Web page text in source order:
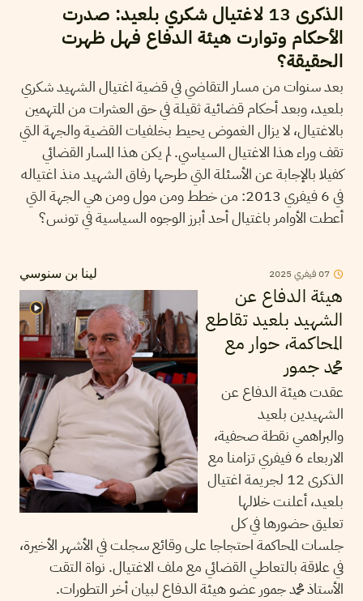
الذكرى 13 لاغتيال شكري بلعيد: صدرت
الأحكام وتوارت هيئة الدفاع فهل ظهرت
الحقيقة؟
بعد سنوات من مسار التقاضي في قضية اغتيال الشهيد شكري
بلعيد، وبعد أحكام قضائية ثقيلة في حق العشرات من المتهمين
بالاغتيال، لا يزال الغموض يحيط بخلفيات القضية والجهة التي
تقف وراء هذا الاغتيال السياسي. لم يكن هذا المسار القضائي
كفيلا بالإجابة عن الأسئلة التي طرحها رفاق الشهيد منذ اغتياله
في 6 فيفري 2013: من خطط ومن مول ومن هي الجهة التي
أعطت الأوامر باغتيال أحد أبرز الوجوه السياسية في تونس؟
لينا بن سنوسي 07فيفري 2025
هيئة الدفاع عن
الشهيد بلعيد تقاطع
المحاكمة، حوار مع
محمد جمور
عقدت هيئة الدفاع عن
الشهيدين بلعيد
والبراهمي نقطة صحفية،
الاربعاء 6 فيفري تزامنا مع
الذكرى 12 لجريمة اغتيال
بلعيد، أعلنت خلالها
تعليق حضورها في كل
جلسات المحاكمة احتجاجا على وقائع سجلت في الأشهر الأخيرة،
في علاقة بالتعاطي القضائي مع ملف الاغتيال. نواة التقت
الأستاذ محمد جمور عضو هيئة الدفاع لبيان أخر التطورات.